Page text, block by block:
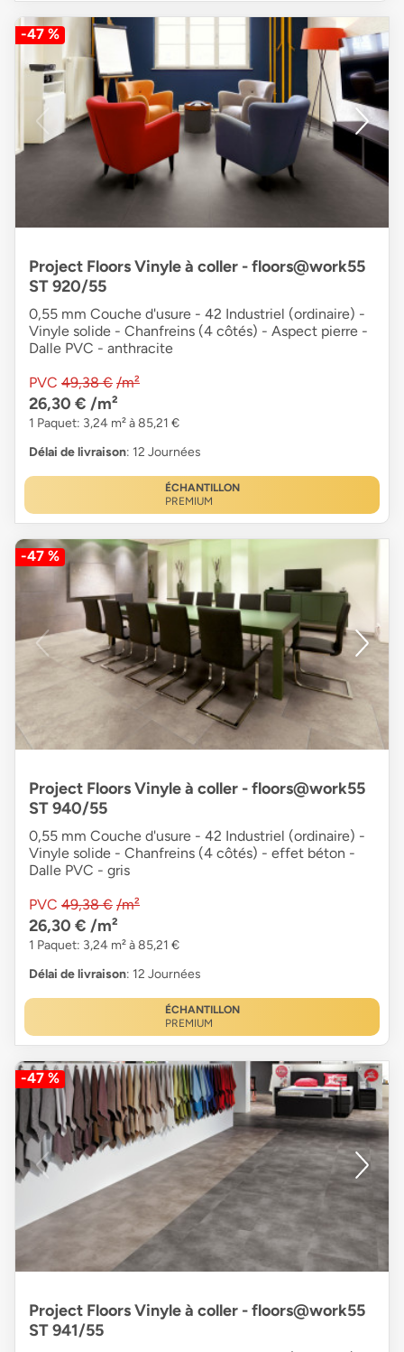
-47 %
Project Floors Vinyle à coller - floors@work55
ST 920/55
0,55 mm Couche d'usure - 42 Industriel (ordinaire) -
Vinyle solide - Chanfreins (4 côtés) - Aspect pierre -
Dalle PVC - anthracite
PVC 49,38 € /m²
26,30 € /m²
1 Paquet: 3,24 m² à 85,21 €
Délai de livraison: 12 Journées
ÉCHANTILLON
PREMIUM
-47 %
Project Floors Vinyle à coller - floors@work55
ST 940/55
0,55 mm Couche d'usure - 42 Industriel (ordinaire) -
Vinyle solide - Chanfreins (4 côtés) - effet béton -
Dalle PVC - gris
PVC 49,38 € /m²
26,30 € /m²
1 Paquet: 3,24 m² à 85,21 €
Délai de livraison: 12 Journées
ÉCHANTILLON
PREMIUM
-47 %
Project Floors Vinyle à coller - floors@work55
ST 941/55